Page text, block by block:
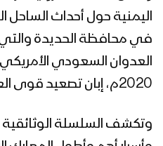
وتمثل السلسلة الرواية
اليمنية حول أحداث الساحل
في محافظة الحديدة
وتكشف السلسلة الوثائقية